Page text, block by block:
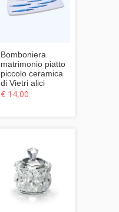
Bomboniera
matrimonio piatto
piccolo ceramica
di Vietri alici
€ 14,00